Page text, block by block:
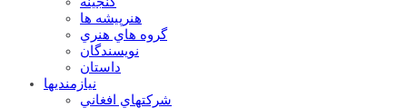
هنرپيشه ها
گروه هاي هنري
نويسندگان
داستان
نيازمنديها
شرکتهاي افغاني